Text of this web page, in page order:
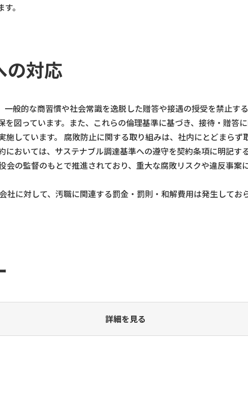
。
の対応
般的な商習慣や社会常識を逸脱した贈答や接遇の授受を禁止す
図っています。また、これらの倫理基準に基づき、接待・贈答
しています。 腐敗防止に関する取り組みは、社内にとどまら
おいては、サステナブル調達基準への遵守を契約条項に明記
会の監督のもとで推進されており、重大な腐敗リスクや違反事
社に対して、汚職に関連する罰金・罰則・和解費用は発生して
詳細を見る